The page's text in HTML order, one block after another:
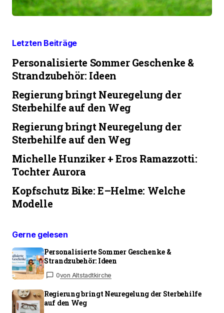
Letzten Beiträge
Personalisierte Sommer Geschenke &
Strandzubehör: Ideen
Regierung bringt Neuregelung der
Sterbehilfe auf den Weg
Regierung bringt Neuregelung der
Sterbehilfe auf den Weg
Michelle Hunziker + Eros Ramazzotti:
Tochter Aurora
Kopfschutz Bike: E–Helme: Welche
Modelle
Gerne gelesen
Personalisierte Sommer Geschenke &
Strandzubehör: Ideen
0von Altstadtkirche
Regierung bringt Neuregelung der Sterbehilfe
auf den Weg